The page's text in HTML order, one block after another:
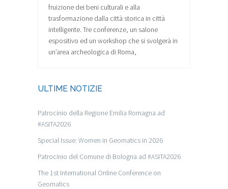
fruizione dei beni culturali e alla
trasformazione dalla città storica in città
intelligente. Tre conferenze, un salone
espositivo ed un workshop che si svolgerà in
un’area archeologica di Roma,
ULTIME NOTIZIE
Patrocinio della Regione Emilia Romagna ad
#ASITA2026
Special Issue: Women in Geomatics in 2026
Patrocinio del Comune di Bologna ad #ASITA2026
The 1st International Online Conference on
Geomatics